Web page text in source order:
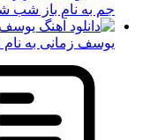
جم به نام باز شب
یوسف زمانی به